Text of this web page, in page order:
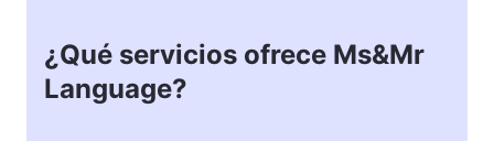
¿Qué servicios ofrece Ms&Mr
Language?